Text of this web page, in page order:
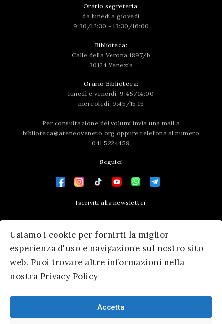
Usiamo i cookie per fornirti la miglior
esperienza d'uso e navigazione sul nostro sito
web. Puoi trovare altre informazioni nella
nostra Privacy Policy
Accetta
Orario segreteria:
da lunedì a giovedì
9:30/12:30 - 13:30/16:00
Biblioteca:
Calle della Verona 1897/b
30124 Venezia
Orario Biblioteca:
lunedì e venerdì: 9:45/14:00
mercoledì: 9:45/15:15
Per consultazione dei volumi invia una mail a
biblioteca@ateneoveneto.org oppure telefona al numero
041 5224459
Seguici
Iscriviti alla newsletter
Contatti